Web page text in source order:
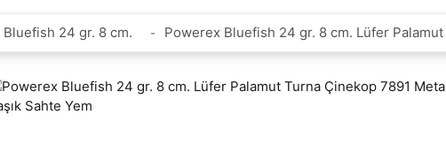
Bluefish 24 gr. 8 cm. Powerex Bluefish 24 gr. 8 cm. Lüfer